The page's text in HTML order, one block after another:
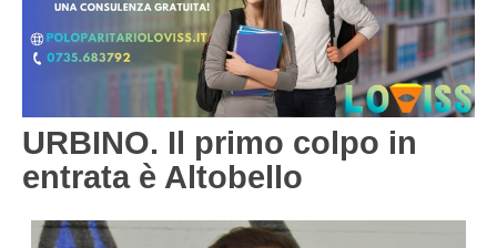
URBINO. Il primo colpo in
entrata è Altobello